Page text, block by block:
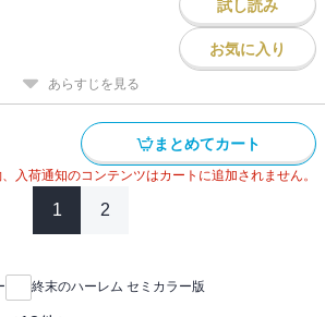
試し読み
お気に入り
あらすじを見る
まとめてカート
入荷通知のコンテンツはカートに追加されません。
1 2
終末のハーレム セミカラー版